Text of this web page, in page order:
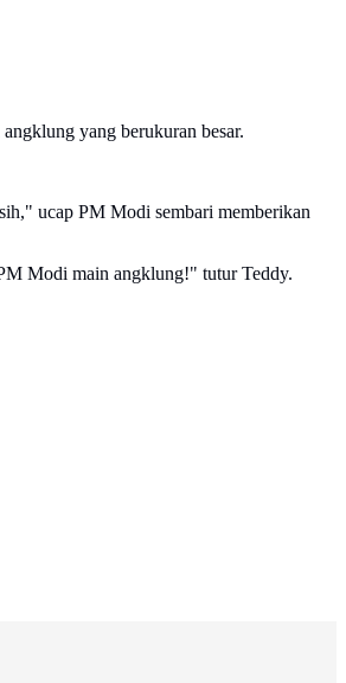
yang berukuran besar.
ucap PM Modi sembari memberikan
Modi main angklung!" tutur Teddy.